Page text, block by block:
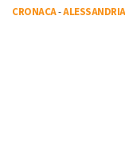
CRONACA-ALESSANDRIA